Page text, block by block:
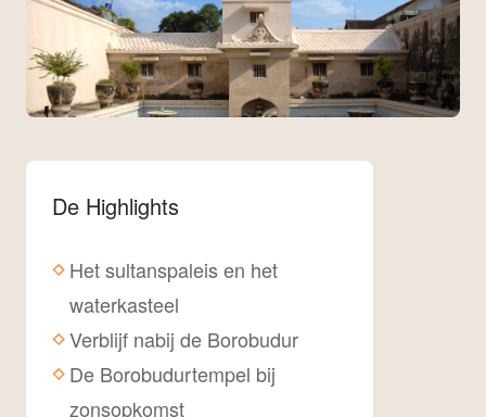
De Highlights
Het sultanspaleis en het
waterkasteel
Verblijf nabij de Borobudur
De Borobudurtempel bij
zonsopkomst